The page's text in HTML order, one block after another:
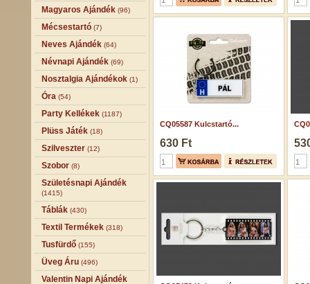
Magyaros Ajándék (96)
Mécsestartó (7)
Neves Ajándék (64)
Névnapi Ajándék (69)
Nosztalgia Ajándékok (1)
Óra (54)
Party Kellékek (1187)
Plüss Játék (18)
Szilveszter (12)
Szobor (8)
Születésnapi Ajándék
(1415)
Táblák (430)
Textil Termékek (318)
Tusfürdő (155)
Üveg Áru (496)
Valentin Napi Ajándék
CQ05587 Kulcstartó...
630 Ft